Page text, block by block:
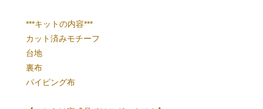
***キットの内容***
カット済みモチーフ
台地
裏布
パイピング布